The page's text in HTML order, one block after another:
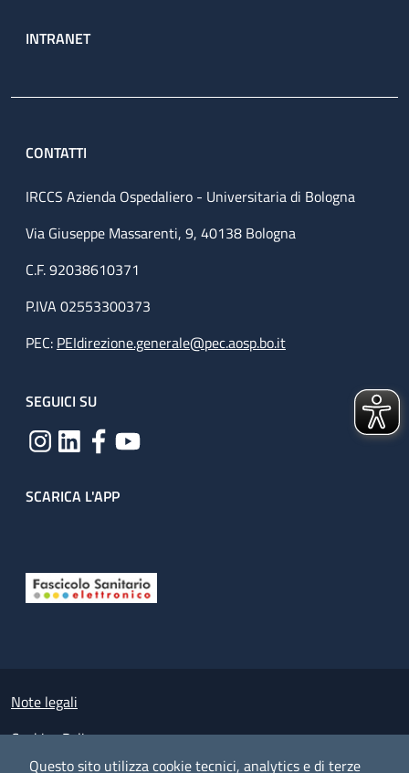
Questo sito utilizza cookie tecnici, analytics e di terze
INTRANET
CONTATTI
IRCCS Azienda Ospedaliero - Universitaria di Bologna
Via Giuseppe Massarenti, 9, 40138 Bologna
C.F. 92038610371
P.IVA 02553300373
PEC: PEIdirezione.generale@pec.aosp.bo.it
SEGUICI SU
SCARICA L'APP
Small prints
Note legali
Cookies Policy